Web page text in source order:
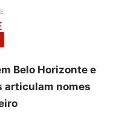
Belo Horizonte e
articulam nomes